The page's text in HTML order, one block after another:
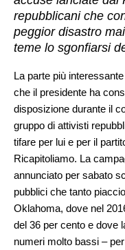
repubblicani che
peggior disastro
teme lo sgonfiarsi
La parte più
che il presidente ha
disposizione durante il
gruppo di attivisti
tifare per lui e per il
Ricapitoliamo. La
annunciato per sabato
pubblici che tanto
Oklahoma, dove nel
del 36 per cento e dove
numeri molto bassi –